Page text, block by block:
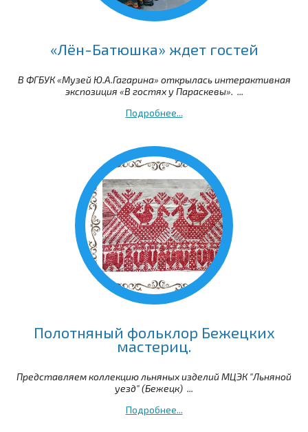
«Лён-Батюшка» ждет гостей
В ФГБУК «Музей Ю.А.Гагарина» открылась интерактивная
экспозиция «В гостях у Параскевы». ...
Подробнее...
Полотняный фольклор Бежецких
мастериц.
Представляем коллекцию льняных изделий МЦЭК "Льняной
уезд" (Бежецк) ...
Подробнее...